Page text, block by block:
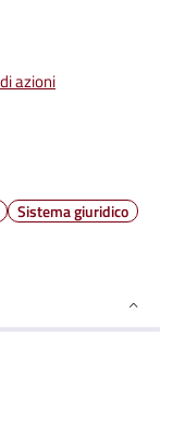
azioni
Sistema giuridico